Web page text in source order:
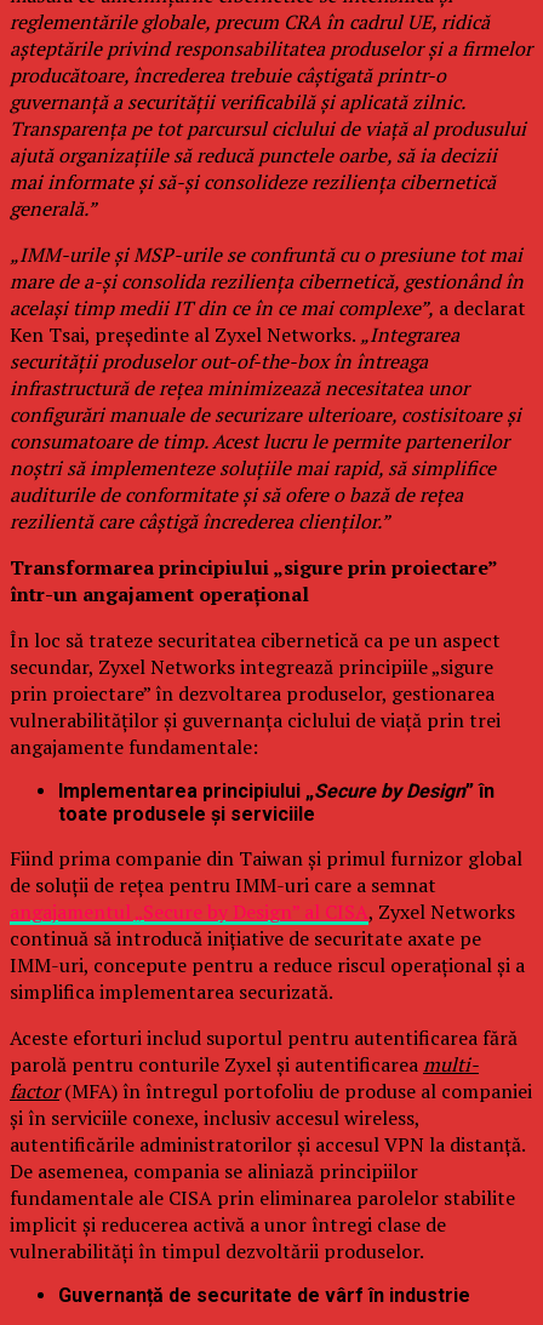
reglementările globale, precum CRA în cadrul UE, ridică
așteptările privind responsabilitatea produselor și a firmelor
producătoare, încrederea trebuie câștigată printr-o
guvernanță a securității verificabilă și aplicată zilnic.
Transparența pe tot parcursul ciclului de viață al produsului
ajută organizațiile să reducă punctele oarbe, să ia decizii
mai informate și să-și consolideze reziliența cibernetică
generală.”
„IMM-urile și MSP-urile se confruntă cu o presiune tot mai
mare de a-și consolida reziliența cibernetică, gestionând în
același timp medii IT din ce în ce mai complexe”, a declarat
Ken Tsai, președinte al Zyxel Networks. „Integrarea
securității produselor out-of-the-box în întreaga
infrastructură de rețea minimizează necesitatea unor
configurări manuale de securizare ulterioare, costisitoare și
consumatoare de timp. Acest lucru le permite partenerilor
noștri să implementeze soluțiile mai rapid, să simplifice
auditurile de conformitate și să ofere o bază de rețea
rezilientă care câștigă încrederea clienților.”
Transformarea principiului „sigure prin proiectare”
într-un angajament operațional
În loc să trateze securitatea cibernetică ca pe un aspect
secundar, Zyxel Networks integrează principiile „sigure
prin proiectare” în dezvoltarea produselor, gestionarea
vulnerabilităților și guvernanța ciclului de viață prin trei
angajamente fundamentale:
Implementarea principiului „Secure by Design” în
toate produsele și serviciile
Fiind prima companie din Taiwan și primul furnizor global
de soluții de rețea pentru IMM-uri care a semnat
angajamentul „Secure by Design” al CISA, Zyxel Networks
continuă să introducă inițiative de securitate axate pe
IMM-uri, concepute pentru a reduce riscul operațional și a
simplifica implementarea securizată.
Aceste eforturi includ suportul pentru autentificarea fără
parolă pentru conturile Zyxel și autentificareamulti-
factor(MFA) în întregul portofoliu de produse al companiei
și în serviciile conexe, inclusiv accesul wireless,
autentificările administratorilor și accesul VPN la distanță.
De asemenea, compania se aliniază principiilor
fundamentale ale CISA prin eliminarea parolelor stabilite
implicit și reducerea activă a unor întregi clase de
vulnerabilități în timpul dezvoltării produselor.
Guvernanță de securitate de vârf în industrie